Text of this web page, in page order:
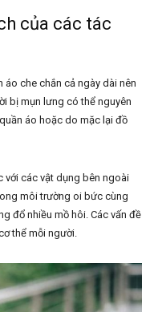
của các tác
che chắn cả ngày dài nên
bị mụn lưng có thể nguyên
áo hoặc do mặc lại đồ
với các vật dụng bên ngoài
môi trường oi bức cùng
đổ nhiều mồ hôi. Các vấn đề
thể mỗi người.